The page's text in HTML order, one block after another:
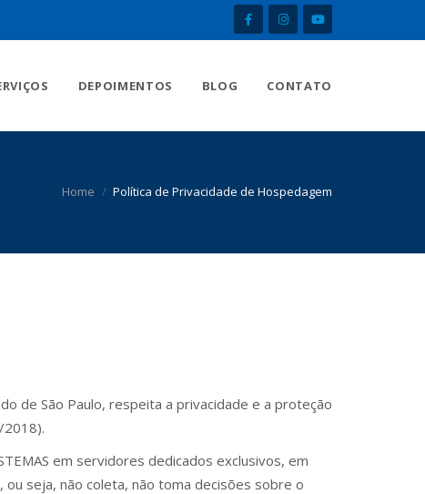
DEPOIMENTOS BLOG CONTATO
Home Política de Privacidade de Hospedagem
de São Paulo, respeita a privacidade e a proteção
2018).
em servidores dedicados exclusivos, em
ou seja, não coleta, não toma decisões sobre o